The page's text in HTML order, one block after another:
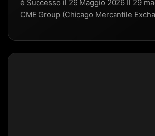
è Successo il 29 Maggio 2026 Il 29
CME Group (Chicago Mercantile